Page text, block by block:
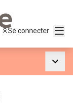
Se connecter